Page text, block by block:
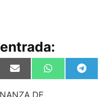
Compartir
en
E
m
Compartir
en
W
h
en
T
e
DE